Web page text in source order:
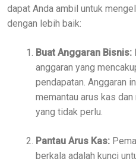
dapat Anda ambil untuk
dengan lebih baik:
Buat Anggaran Bisnis:
anggaran yang
pendapatan. Anggaran
memantau arus kas
yang tidak perlu.
Pantau Arus Kas:
berkala adalah kunci